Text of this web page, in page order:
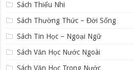
Sách Thiếu Nhi
Sách Thường Thức – Đời Sống
Sách Tin Học – Ngoại Ngữ
Sách Văn Học Nước Ngoài
Sách Văn Học Trong Nước